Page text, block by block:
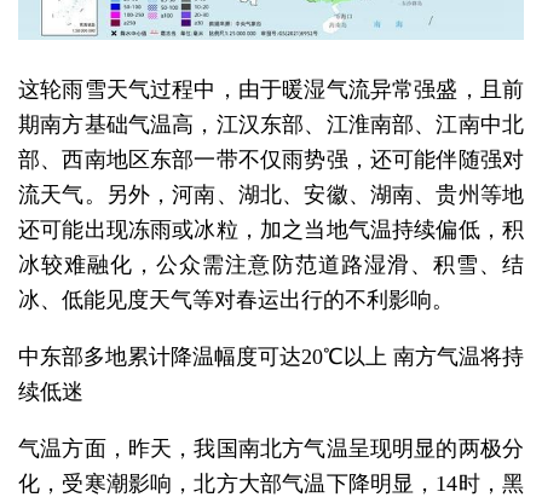
这轮雨雪天气过程中，由于暖湿气流异常强盛，且前
期南方基础气温高，江汉东部、江淮南部、江南中北
部、西南地区东部一带不仅雨势强，还可能伴随强对
流天气。另外，河南、湖北、安徽、湖南、贵州等地
还可能出现冻雨或冰粒，加之当地气温持续偏低，积
冰较难融化，公众需注意防范道路湿滑、积雪、结
冰、低能见度天气等对春运出行的不利影响。
中东部多地累计降温幅度可达20℃以上 南方气温将持
续低迷
气温方面，昨天，我国南北方气温呈现明显的两极分
化，受寒潮影响，北方大部气温下降明显，14时，黑